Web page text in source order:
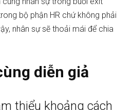
bộ phận HR chứ không phải
nhân sự sẽ thoải mái để chia
diễn giả
thiểu khoảng cách